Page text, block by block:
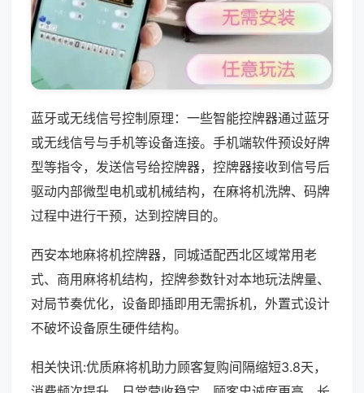
蓝牙或无线信号控制原理：一些智能控牌器通过蓝牙
或无线信号与手机等设备连接。手机端软件预设好牌
型等指令，发送信号给控牌器，控牌器接收到信号后
驱动内部微型电机或机械结构，在麻将机洗牌、码牌
过程中进行干预，达到控牌目的。
西安本地麻将机控牌器，同城适配西北区域常用老
式、商用麻将机结构，控牌参数针对本地玩法牌量、
对局节奏优化，设备即插即用无需拆机，外置式设计
不破坏设备原生硬件结构。
相关快讯:优质麻将机助力顾客复购间隔缩短3.8天，